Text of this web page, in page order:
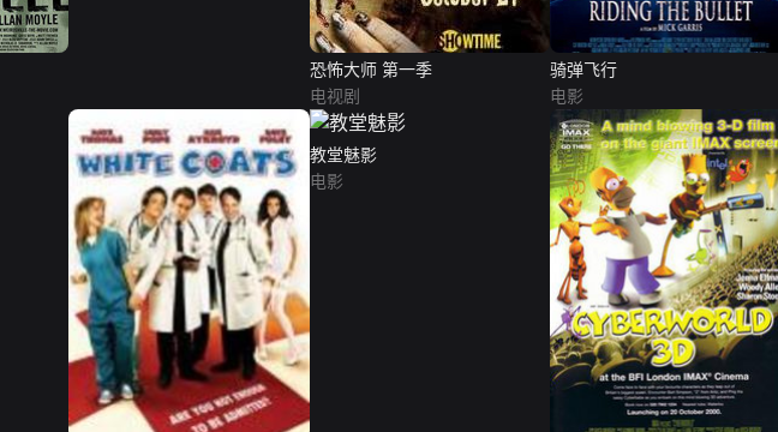
恐怖大师 第一季
电视剧
骑弹飞行
电影
教堂魅影
电影